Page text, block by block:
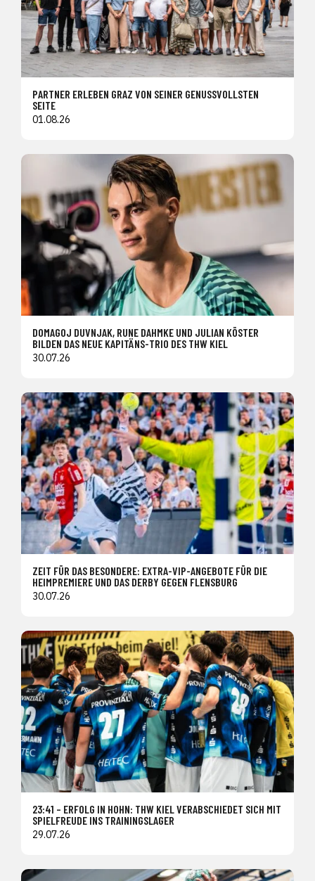
PARTNER ERLEBEN GRAZ VON SEINER GENUSSVOLLSTEN
SEITE
01.08.26
DOMAGOJ DUVNJAK, RUNE DAHMKE UND JULIAN KÖSTER
BILDEN DAS NEUE KAPITÄNS-TRIO DES THW KIEL
30.07.26
ZEIT FÜR DAS BESONDERE: EXTRA-VIP-ANGEBOTE FÜR DIE
HEIMPREMIERE UND DAS DERBY GEGEN FLENSBURG
30.07.26
23:41 – ERFOLG IN HOHN: THW KIEL VERABSCHIEDET SICH MIT
SPIELFREUDE INS TRAININGSLAGER
29.07.26